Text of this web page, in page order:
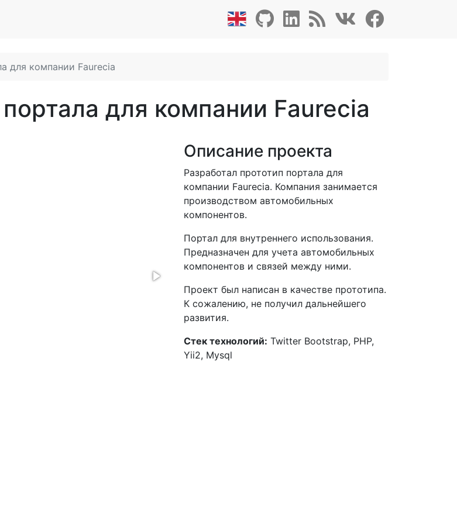
для компании Faurecia
для компании Faurecia
Описание проекта
Разработал прототип портала для
компании Faurecia. Компания занимается
производством автомобильных
компонентов.
Портал для внутреннего использования.
Предназначен для учета автомобильных
компонентов и связей между ними.
Проект был написан в качестве прототипа.
К сожалению, не получил дальнейшего
развития.
Стек технологий: Twitter Bootstrap, PHP,
Yii2, Mysql